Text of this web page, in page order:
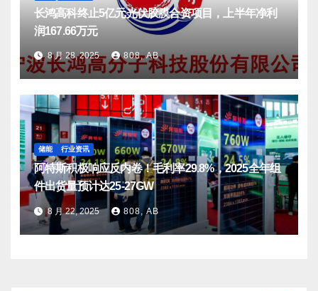
长鸿高科终止5亿元光伏胶膜合资项目，上半年净利
润167.66万元
8 月 28, 2025 808, AB
储能 行业资讯
阿特斯积极响应反内卷！毛利率29.8%，2025全年组
件出货量预计达25-27GW
8 月 22, 2025 808, AB